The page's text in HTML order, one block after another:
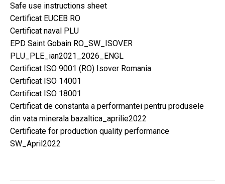
Safe use instructions sheet
Certificat EUCEB RO
Certificat naval PLU
EPD Saint Gobain RO_SW_ISOVER
PLU_PLE_ian2021_2026_ENGL
Certificat ISO 9001 (RO) Isover Romania
Certificat ISO 14001
Certificat ISO 18001
Certificat de constanta a performantei pentru produsele
din vata minerala bazaltica_aprilie2022
Certificate for production quality performance
SW_April2022